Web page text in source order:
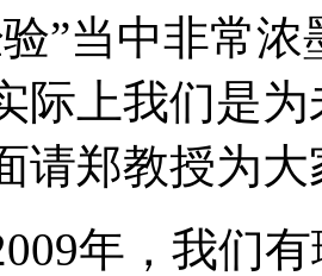
”当中非常
际上我们是
请郑教授为
年，我们